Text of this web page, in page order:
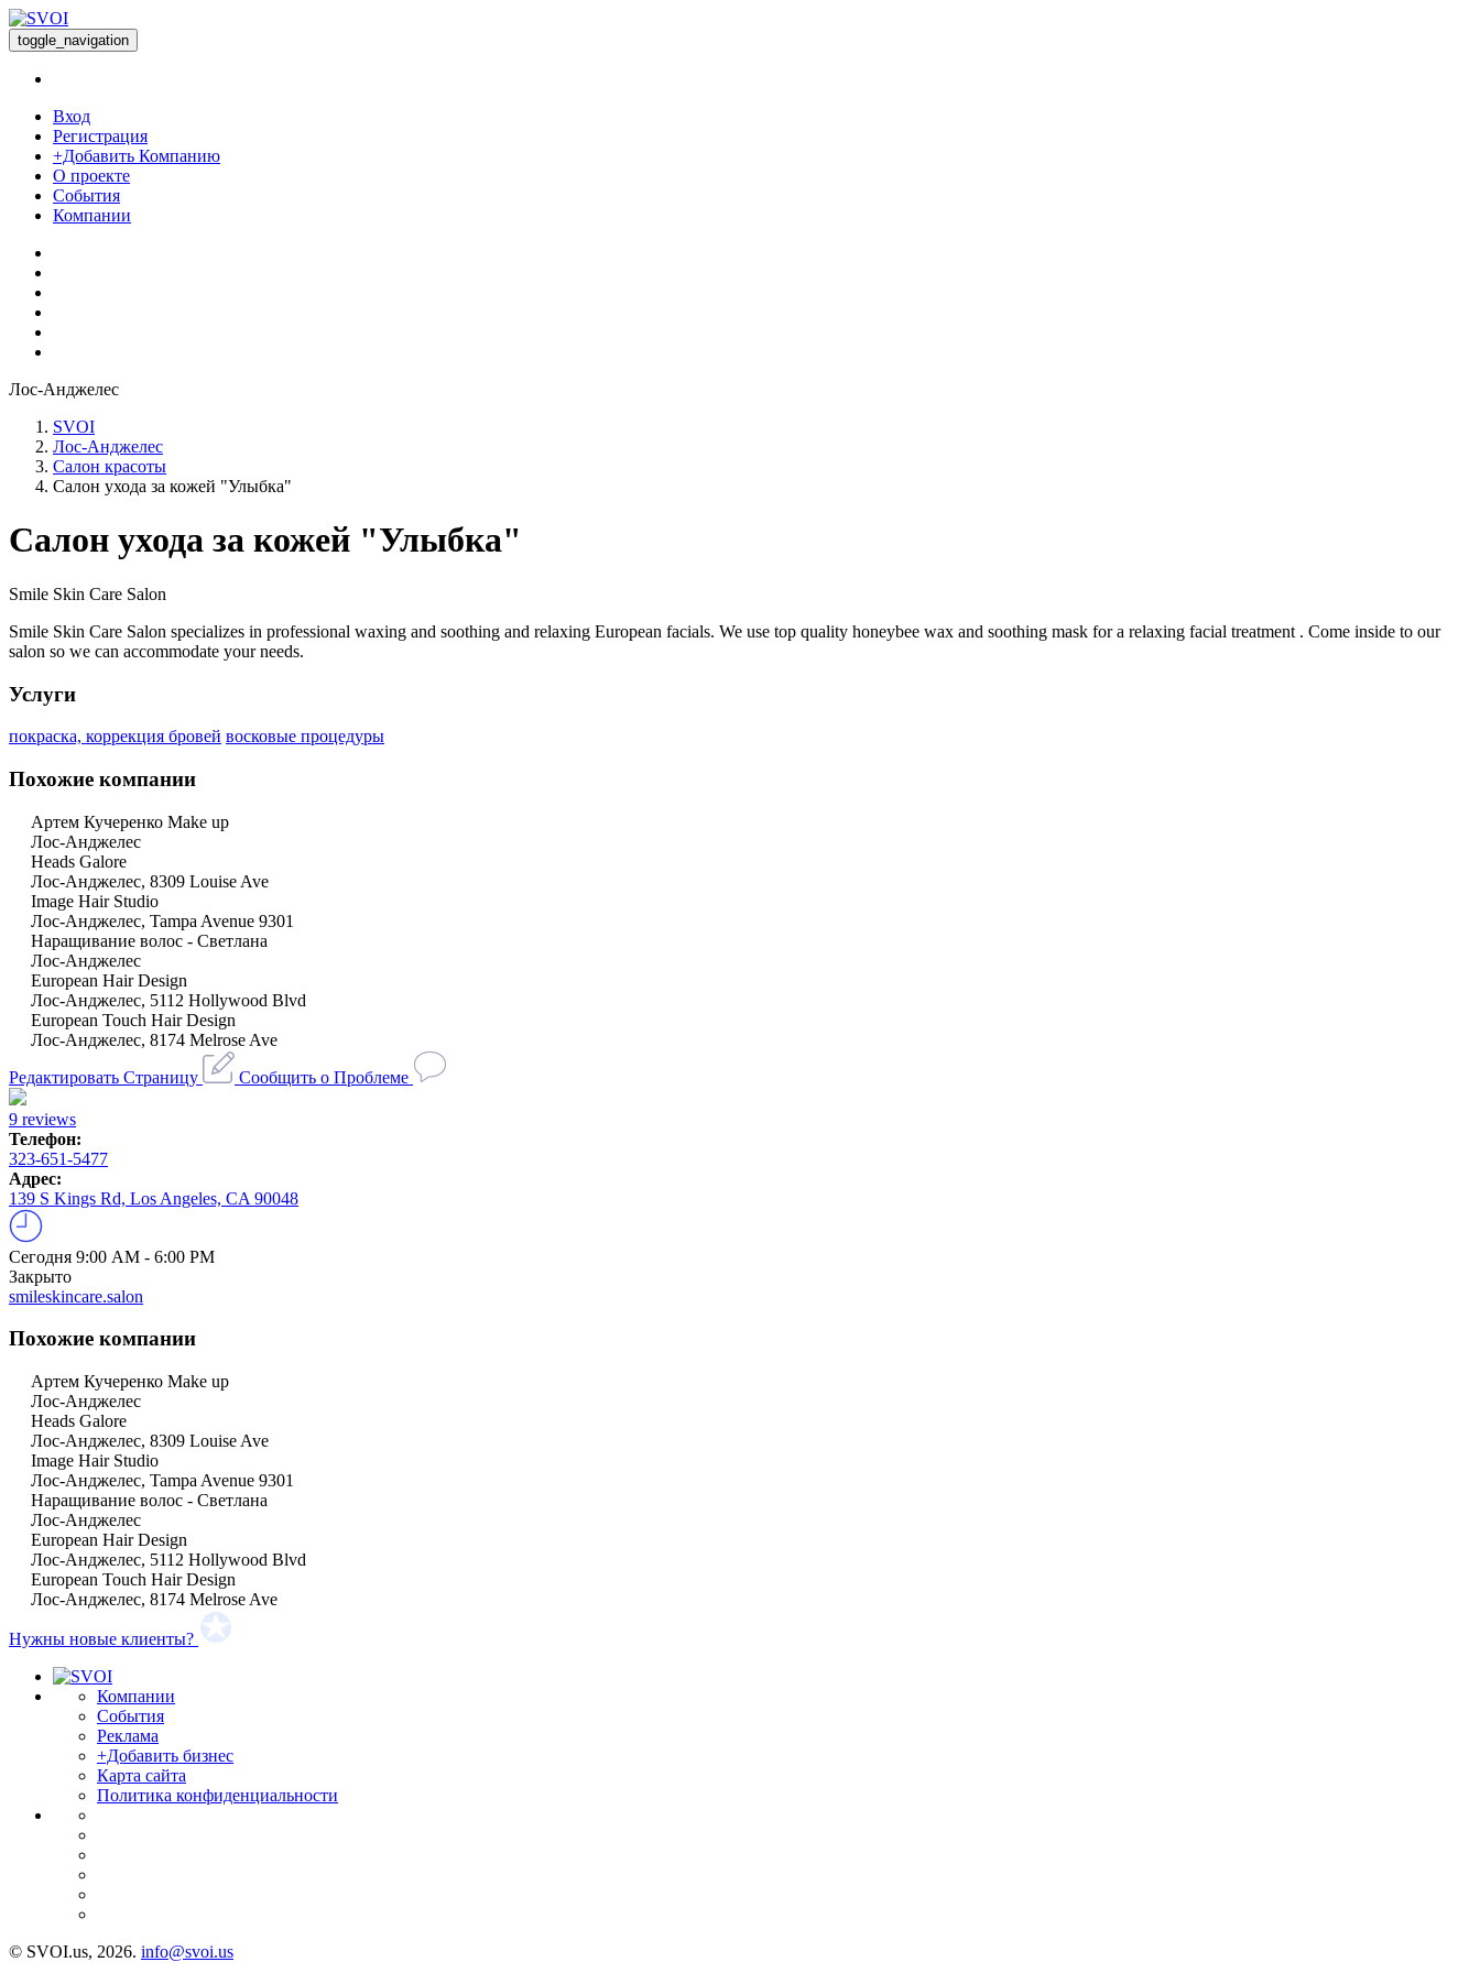
toggle_navigation
Вход
Регистрация
+Добавить Компанию
О проекте
События
Компании
Лос-Анджелес
SVOI
Лос-Анджелес
Салон красоты
Салон ухода за кожей "Улыбка"
Салон ухода за кожей "Улыбка"
Smile Skin Care Salon
Smile Skin Care Salon specializes in professional waxing and soothing and relaxing European facials. We use top quality honeybee wax and soothing mask for a relaxing facial treatment . Come inside to our
salon so we can accommodate your needs.
Услуги
покраска, коррекция бровей восковые процедуры
Похожие компании
Артем Кучеренко Make up
Лос-Анджелес
Heads Galore
Лос-Анджелес, 8309 Louise Ave
Image Hair Studio
Лос-Анджелес, Tampa Avenue 9301
Наращивание волос - Светлана
Лос-Анджелес
European Hair Design
Лос-Анджелес, 5112 Hollywood Blvd
European Touch Hair Design
Лос-Анджелес, 8174 Melrose Ave
Редактировать Страницу
Сообщить о Проблеме
9 reviews
Телефон:
323-651-5477
Адрес:
139 S Kings Rd, Los Angeles, CA 90048
Сегодня 9:00 AM - 6:00 PM
Закрыто
smileskincare.salon
Похожие компании
Артем Кучеренко Make up
Лос-Анджелес
Heads Galore
Лос-Анджелес, 8309 Louise Ave
Image Hair Studio
Лос-Анджелес, Tampa Avenue 9301
Наращивание волос - Светлана
Лос-Анджелес
European Hair Design
Лос-Анджелес, 5112 Hollywood Blvd
European Touch Hair Design
Лос-Анджелес, 8174 Melrose Ave
Нужны новые клиенты?
Компании
События
Реклама
+Добавить бизнес
Карта сайта
Политика конфиденциальности
© SVOI.us, 2026. info@svoi.us